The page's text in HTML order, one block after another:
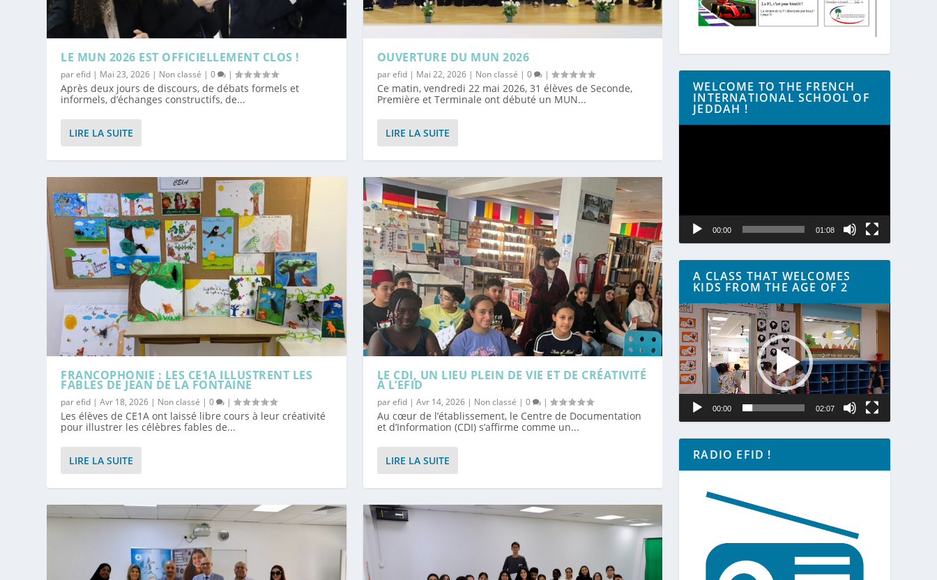
LE MUN 2026 EST OFFICIELLEMENT CLOS !
parefid | Mai 23, 2026 | Non classé |0 |
Après deux jours de discours, de débats formels et
informels, d’échanges constructifs, de...
LIRE LA SUITE
FRANCOPHONIE : LES CE1A ILLUSTRENT LES
FABLES DE JEAN DE LA FONTAINE
parefid |Avr 18, 2026 | Non classé |0 |
Les élèves de CE1A ont laissé libre cours à leur créativité
pour illustrer les célèbres fables de...
LIRE LA SUITE
OUVERTURE DU MUN 2026
parefid| Mai 22, 2026| Non classé | 0 |
Ce matin, vendredi 22 mai 2026, 31 élèves de Seconde,
Première et Terminale ont débuté un MUN...
LIRE LA SUITE
LE CDI, UN LIEU PLEIN DE VIE ET DE CRÉATIVITÉ
À L’EFID
parefid| Avr 14, 2026| Non classé | 0 |
Au cœur de l’établissement, le Centre de Documentation
et d’Information (CDI) s’affirme comme un...
LIRE LA SUITE
WELCOME TO THE FRENCH
INTERNATIONAL SCHOOL OF
JEDDAH !
00:00 01:08
A CLASS THAT WELCOMES
KIDS FROM THE AGE OF 2
Lecteur
vidéo
00:00 02:07
RADIO EFID !